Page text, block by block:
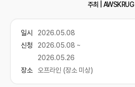
주최 |AWSKRUG
일시
2026.05.08
신청
2026.05.08 ~
2026.05.26
장소
오프라인 (장소 미상)